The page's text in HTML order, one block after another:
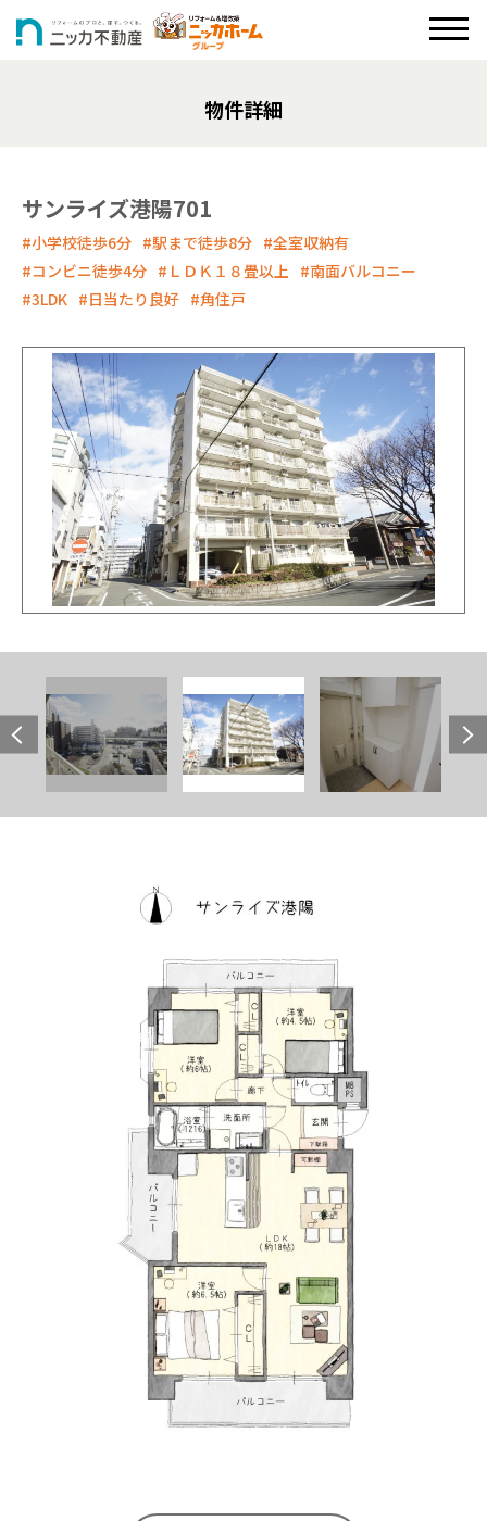
物件詳細
サンライズ港陽701
#小学校徒歩6分 #駅まで徒歩8分 #全室収納有
#コンビニ徒歩4分 #ＬＤＫ１８畳以上 #南面バルコニー
#3LDK #日当たり良好 #角住戸